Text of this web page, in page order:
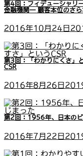
第4回：フィデューシャリ
金融機関― 顧客本位のさら
2016年10月24日
第3回：「わかりにくさ」
CSR
2016年8月26日
第2回：1956年、日本のビ
2016年7月22日